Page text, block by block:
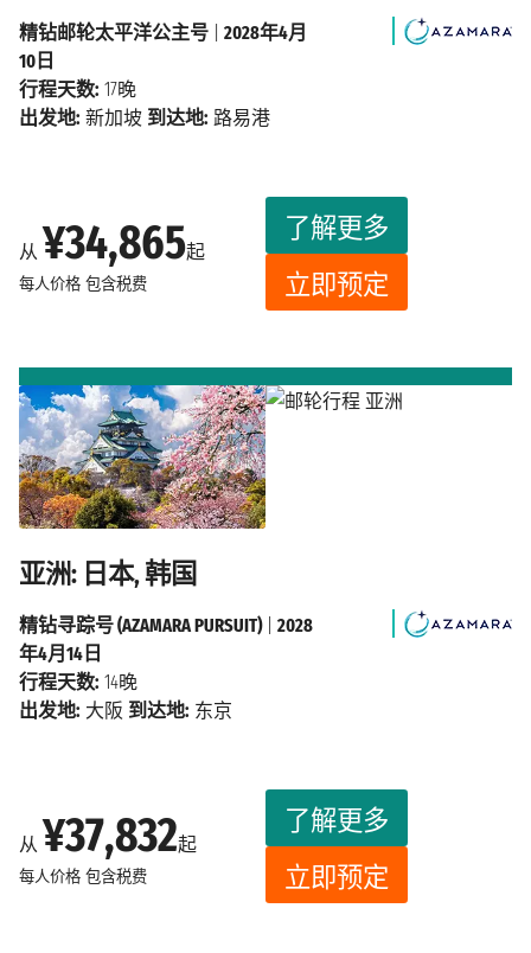
从 ¥34,865起
每人价格 包含税费
了解更多
立即预定
精钻邮轮太平洋公主号
2028年4月
10日
行程天数: 17晚
出发地: 新加坡 到达地: 路易港
亚洲: 日本, 韩国
从 ¥37,832起
每人价格 包含税费
了解更多
立即预定
精钻寻踪号 (AZAMARA PURSUIT)| 2028
年4月14日
行程天数: 14晚
出发地: 大阪 到达地: 东京